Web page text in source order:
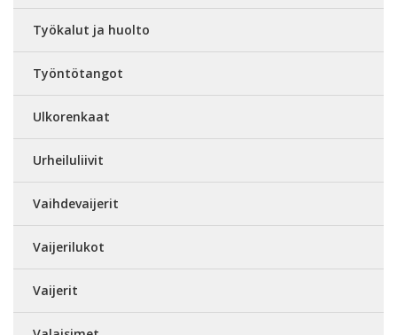
Työkalut ja huolto
Työntötangot
Ulkorenkaat
Urheiluliivit
Vaihdevaijerit
Vaijerilukot
Vaijerit